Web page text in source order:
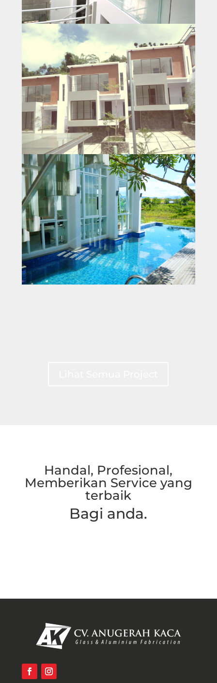
Handal, Profesional,
Memberikan Service yang
terbaik
Bagi anda.